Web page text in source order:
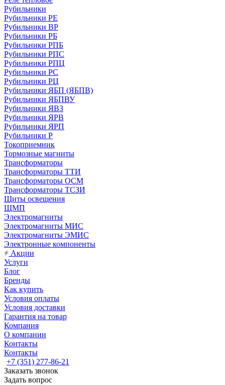
Рубильники
Рубильники РЕ
Рубильники ВР
Рубильники РБ
Рубильники РПБ
Рубильники РПС
Рубильники РПЦ
Рубильники РС
Рубильники РЦ
Рубильники ЯБП (ЯБПВ)
Рубильники ЯБПВУ
Рубильники ЯВЗ
Рубильники ЯРВ
Рубильники ЯРП
Рубильники Р
Токоприемник
Тормозные магниты
Трансформаторы
Трансформаторы ТТИ
Трансформаторы ОСМ
Трансформаторы ТСЗИ
Щиты освещения
ЩМП
Электромагниты
Электромагниты МИС
Электромагниты ЭМИС
Электронные компоненты
Акции
Услуги
Блог
Бренды
Как купить
Условия оплаты
Условия доставки
Гарантия на товар
Компания
О компании
Контакты
Контакты
+7 (351) 277-86-21
Заказать звонок
Задать вопрос